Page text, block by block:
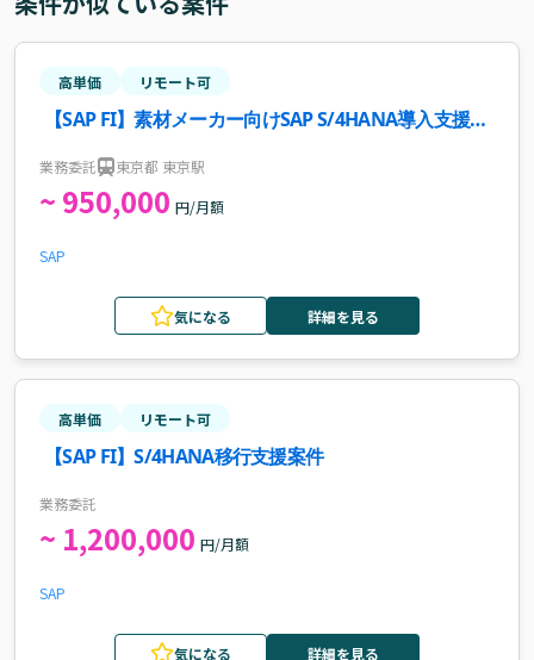
高単価 リモート可
【SAP FI】素材メーカー向けSAP S/4HANA導入支援案
業務委託 東京都 東京駅
~ 950,000 円/月額
SAP
気になる 詳細を見る
高単価 リモート可
【SAP FI】S/4HANA移行支援案件
業務委託
~ 1,200,000 円/月額
SAP
気になる 詳細を見る